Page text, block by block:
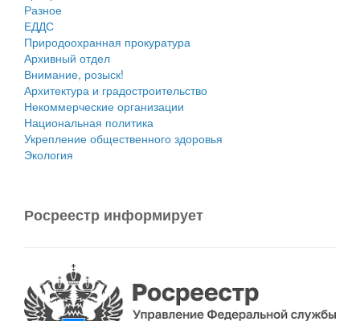
Сельские поселения
Разное
ЕДДС
Природоохранная прокуратура
Архивный отдел
Внимание, розыск!
Архитектура и градостроительство
Некоммерческие организации
Национальная политика
Укрепление общественного здоровья
Экология
Росреестр информирует